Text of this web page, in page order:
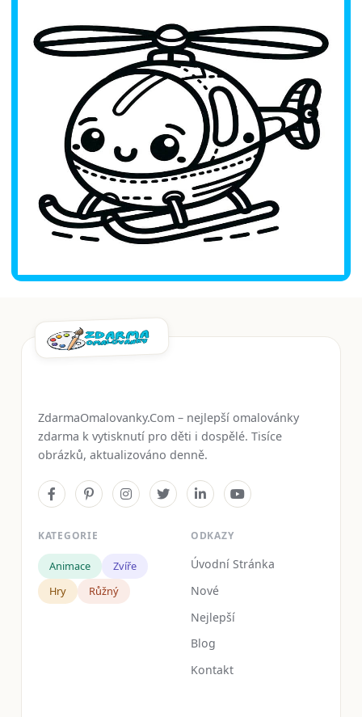
ZdarmaOmalovanky.Com – nejlepší omalovánky
zdarma k vytisknutí pro děti i dospělé. Tisíce
obrázků, aktualizováno denně.
KATEGORIE
Animace
Zvíře
Hry
Růžný
ODKAZY
Úvodní Stránka
Nové
Nejlepší
Blog
Kontakt